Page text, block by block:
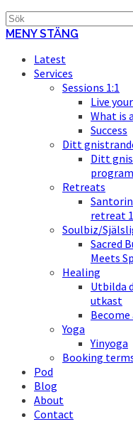
MENY STÄNG
Latest
Services
Sessions 1:1
Live
What is
Success
Ditt
Ditt
program
Retreats
retreat
Soulbiz/
Sacred
Meets
Healing
Utbilda
utkast
Yoga
Yinyoga
Booking
Pod
Blog
About
Contact